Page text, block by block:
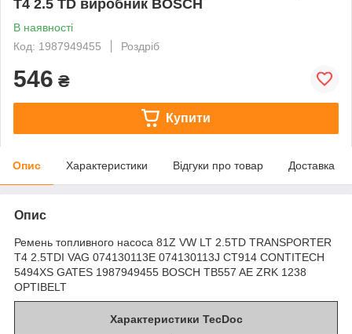
T4 2.5 TD виробник BOSCH
В наявності
Код: 1987949455
Роздріб
546 ₴
Купити
Опис Характеристики Відгуки про товар Доставка
Опис
Ремень топливного насоса 81Z VW LT 2.5TD TRANSPORTER
T4 2.5TDI VAG 074130113E 074130113J CT914 CONTITECH
5494XS GATES 1987949455 BOSCH TB557 AE ZRK 1238
OPTIBELT
Характеристики TecDoc